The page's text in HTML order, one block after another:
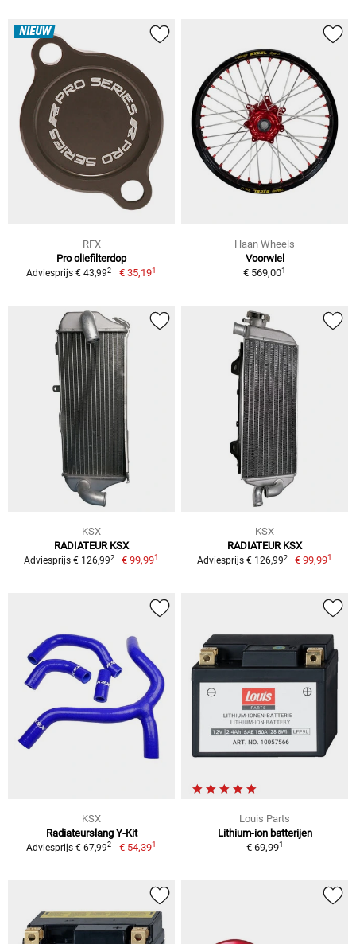
NIEUW
RFX
Pro oliefilterdop
Adviesprijs € 43,992 € 35,191
Haan Wheels
Voorwiel
€ 569,001
KSX
RADIATEUR KSX
Adviesprijs € 126,992 € 99,991
KSX
RADIATEUR KSX
Adviesprijs € 126,992 € 99,991
KSX
Radiateurslang Y-Kit
Adviesprijs € 67,992 € 54,391
Louis Parts
Lithium-ion batterijen
€ 69,991